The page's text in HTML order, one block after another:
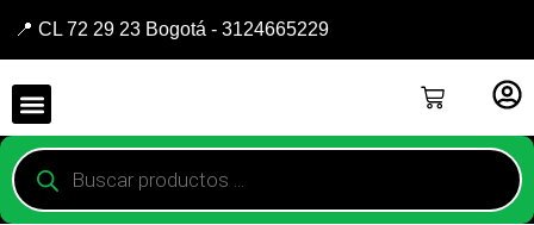
📍 CL 72 29 23 Bogotá - 3124665229